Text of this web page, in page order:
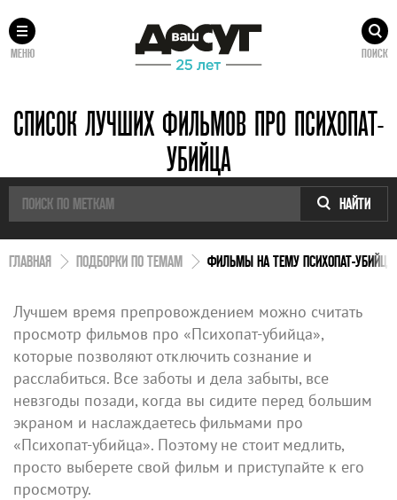
МЕНЮ ПОИСК
СПИСОК ЛУЧШИХ ФИЛЬМОВ ПРО ПСИХОПАТ-
УБИЙЦА
НАЙТИ
ГЛАВНАЯ ПОДБОРКИ ПО ТЕМАМ ФИЛЬМЫ НА ТЕМУ ПСИХОПАТ-УБИЙЦА
Лучшем время препровождением можно считать
просмотр фильмов про «Психопат-убийца»,
которые позволяют отключить сознание и
расслабиться. Все заботы и дела забыты, все
невзгоды позади, когда вы сидите перед большим
экраном и наслаждаетесь фильмами про
«Психопат-убийца». Поэтому не стоит медлить,
просто выберете свой фильм и приступайте к его
просмотру.